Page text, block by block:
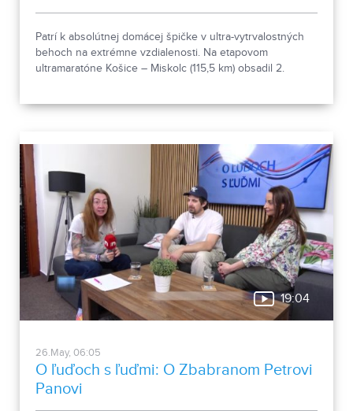
Patrí k absolútnej domácej špičke v ultra-vytrvalostných
behoch na extrémne vzdialenosti. Na etapovom
ultramaratóne Košice – Miskolc (115,5 km) obsadil 2.
19:04
26.May, 06:05
O ľuďoch s ľuďmi: O Zbabranom Petrovi
Panovi